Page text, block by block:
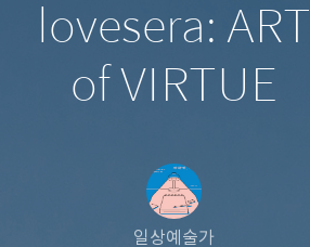
lovesera: ART
of VIRTUE
일상예술가